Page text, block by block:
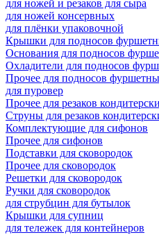
для ножей и резаков для сыра
для ножей консервных
для плёнки упаковочной
Крышки для подносов
Основания для подносов
Охладители для подносов
Прочее для подносов
для пуровер
Прочее для резаков
Струны для резаков
Комплектующие для сифонов
Прочее для сифонов
Подставки для сковородок
Прочее для сковородок
Решетки для сковородок
Ручки для сковородок
для струбцин для бутылок
Крышки для супниц
для тележек для контейнеров